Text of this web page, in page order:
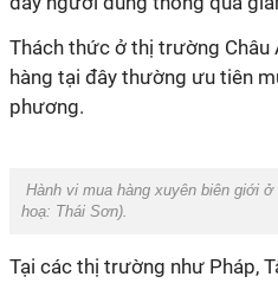
Thách thức ở thị trường
hàng tại đây thường ưu tiên
phương.
Hành vi mua hàng xuyên biên giới ở
hoạ: Thái Sơn).
Tại các thị trường như Pháp,